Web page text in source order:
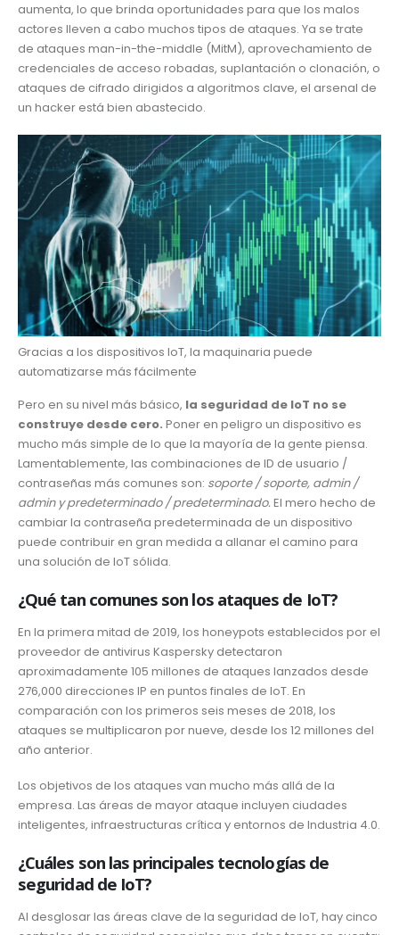
aumenta, lo que brinda oportunidades para que los malos
actores lleven a cabo muchos tipos de ataques. Ya se trate
de ataques man-in-the-middle (MitM), aprovechamiento de
credenciales de acceso robadas, suplantación o clonación, o
ataques de cifrado dirigidos a algoritmos clave, el arsenal de
un hacker está bien abastecido.
Gracias a los dispositivos IoT, la maquinaria puede
automatizarse más fácilmente
Pero en su nivel más básico, la seguridad de IoT no se
construye desde cero. Poner en peligro un dispositivo es
mucho más simple de lo que la mayoría de la gente piensa.
Lamentablemente, las combinaciones de ID de usuario /
contraseñas más comunes son: soporte / soporte, admin /
admin y predeterminado / predeterminado.El mero hecho de
cambiar la contraseña predeterminada de un dispositivo
puede contribuir en gran medida a allanar el camino para
una solución de IoT sólida.
¿Qué tan comunes son los ataques de IoT?
En la primera mitad de 2019, los honeypots establecidos por el
proveedor de antivirus Kaspersky detectaron
aproximadamente 105 millones de ataques lanzados desde
276,000 direcciones IP en puntos finales de IoT. En
comparación con los primeros seis meses de 2018, los
ataques se multiplicaron por nueve, desde los 12 millones del
año anterior.
Los objetivos de los ataques van mucho más allá de la
empresa. Las áreas de mayor ataque incluyen ciudades
inteligentes, infraestructuras crítica y entornos de Industria 4.0.
¿Cuáles son las principales tecnologías de
seguridad de IoT?
Al desglosar las áreas clave de la seguridad de IoT, hay cinco